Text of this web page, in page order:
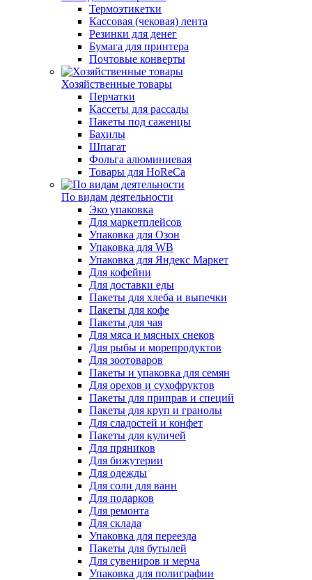
Термоэтикетки
Кассовая (чековая) лента
Резинки для денег
Бумага для принтера
Почтовые конверты
Хозяйственные товары
Перчатки
Кассеты для рассады
Пакеты под саженцы
Бахилы
Шпагат
Фольга алюминиевая
Товары для HoReCa
По видам деятельности
Эко упаковка
Для маркетплейсов
Упаковка для Озон
Упаковка для WB
Упаковка для Яндекс Маркет
Для кофейни
Для доставки еды
Пакеты для хлеба и выпечки
Пакеты для кофе
Пакеты для чая
Для мяса и мясных снеков
Для рыбы и морепродуктов
Для зоотоваров
Пакеты и упаковка для семян
Для орехов и сухофруктов
Пакеты для приправ и специй
Пакеты для круп и гранолы
Для сладостей и конфет
Пакеты для куличей
Для пряников
Для бижутерии
Для одежды
Для соли для ванн
Для подарков
Для ремонта
Для склада
Упаковка для переезда
Пакеты для бутылей
Для сувениров и мерча
Упаковка для полиграфии